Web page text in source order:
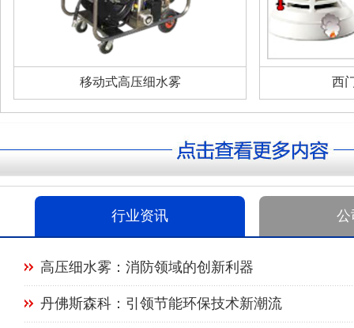
移动式高压细水雾 西
行业资讯 公
高压细水雾：消防领域的创新利器
丹佛斯森科：引领节能环保技术新潮流